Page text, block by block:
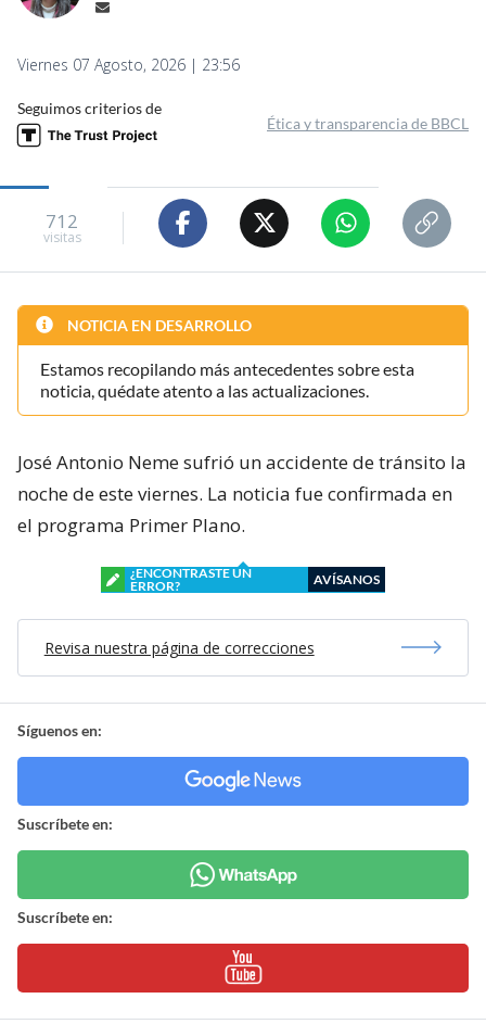
Viernes 07 Agosto, 2026 | 23:56
Seguimos criterios de
Ética y transparencia de BBCL
712
visitas
NOTICIA EN DESARROLLO
Estamos recopilando más antecedentes sobre esta
noticia, quédate atento a las actualizaciones.
José Antonio Neme sufrió un accidente de tránsito la
noche de este viernes. La noticia fue confirmada en
el programa Primer Plano.
¿ENCONTRASTE UN
ERROR?
AVÍSANOS
Revisa nuestra página de correcciones
Síguenos en:
Suscríbete en:
Suscríbete en: